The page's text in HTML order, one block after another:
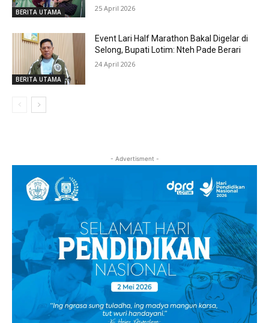
BERITA UTAMA 25 April 2026
BERITA UTAMA
Event Lari Half Marathon Bakal Digelar di
Selong, Bupati Lotim: Nteh Pade Berari
24 April 2026
- Advertisment -